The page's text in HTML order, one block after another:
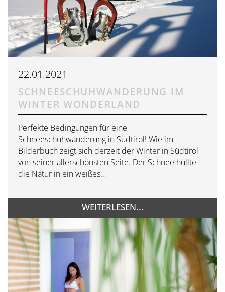
22.01.2021
SCHNEESCHUHWANDERUNG IM
WINTER WONDERLAND
Perfekte Bedingungen für eine
Schneeschuhwanderung in Südtirol! Wie im
Bilderbuch zeigt sich derzeit der Winter in Südtirol
von seiner allerschönsten Seite. Der Schnee hüllte
die Natur in ein weißes…
WEITERLESEN...